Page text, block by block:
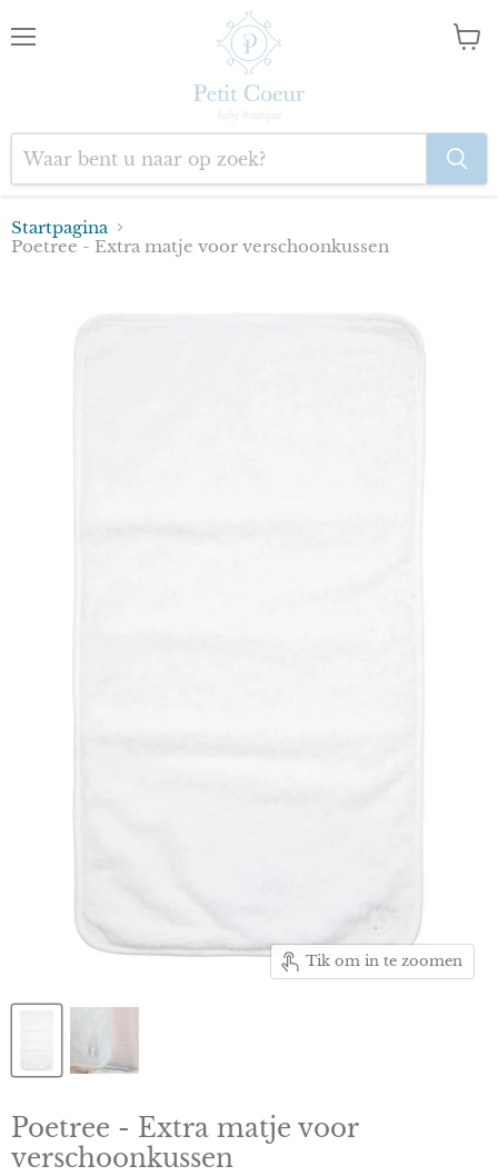
Startpagina
Poetree - Extra matje voor verschoonkussen
Tik om in te zoomen
Poetree - Extra matje voor
verschoonkussen